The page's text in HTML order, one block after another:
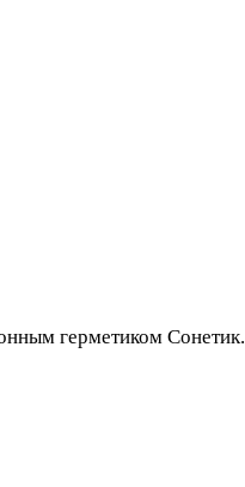
герметиком Сонетик.